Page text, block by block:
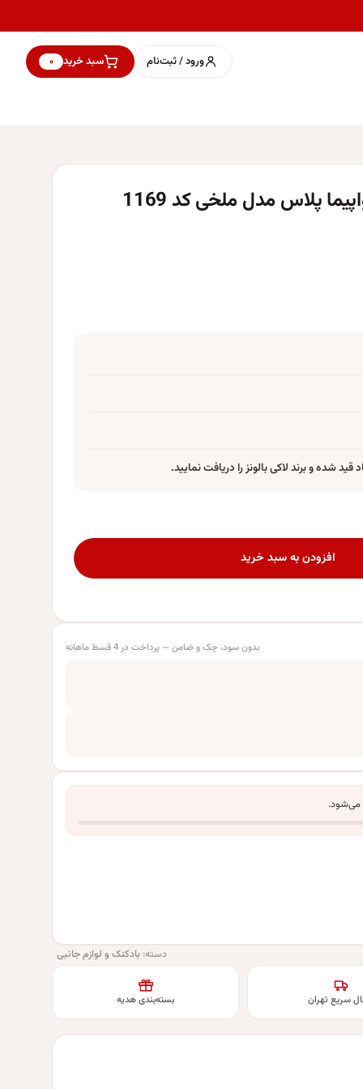
ورود / ثبت‌نام سبد خرید ۰
پلاس مدل ملخی کد 1169
قید شده و برند لاکی بالونز را دریافت نمایید.
عددافزودن به سبد خرید
بدون سود، چک و ضامن — پرداخت در 4 قسط ماهانه
می‌شود.
دسته: بادکنک و لوازم جانبی
سریع تهران بسته‌بندی هدیه